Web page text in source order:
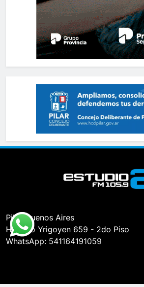
Pilar, Buenos Aires
Hipólito Yrigoyen 659 - 2do Piso
WhatsApp: 541164191059